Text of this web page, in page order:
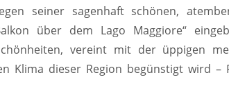
seiner sagenhaft schönen,
über dem Lago Maggiore“
vereint mit der üppigen
Klima dieser Region begünstigt wird –